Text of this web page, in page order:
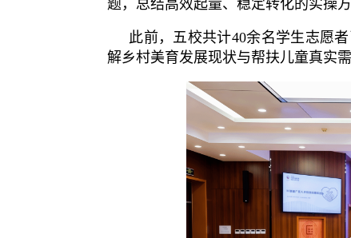
题，总结高效起量、稳定转化的实操方
此前，五校共计40余名学生志愿
解乡村美育发展现状与帮扶儿童真实需